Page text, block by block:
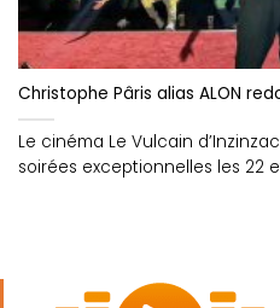
Christophe Pâris alias ALON
Le cinéma Le Vulcain
soirées exceptionnelles les 22